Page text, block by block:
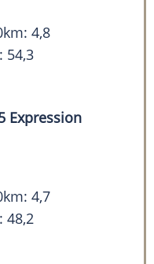
4,8
54,3
Expression
4,7
48,2